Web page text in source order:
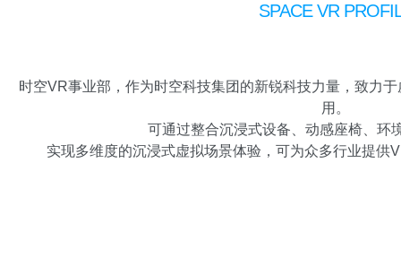
SPACE VR
时空VR事业部，作为时空科技集团的新锐科技力量，致力
用。
可通过整合沉浸式设备、动感座椅、环
实现多维度的沉浸式虚拟场景体验，可为众多行业提供